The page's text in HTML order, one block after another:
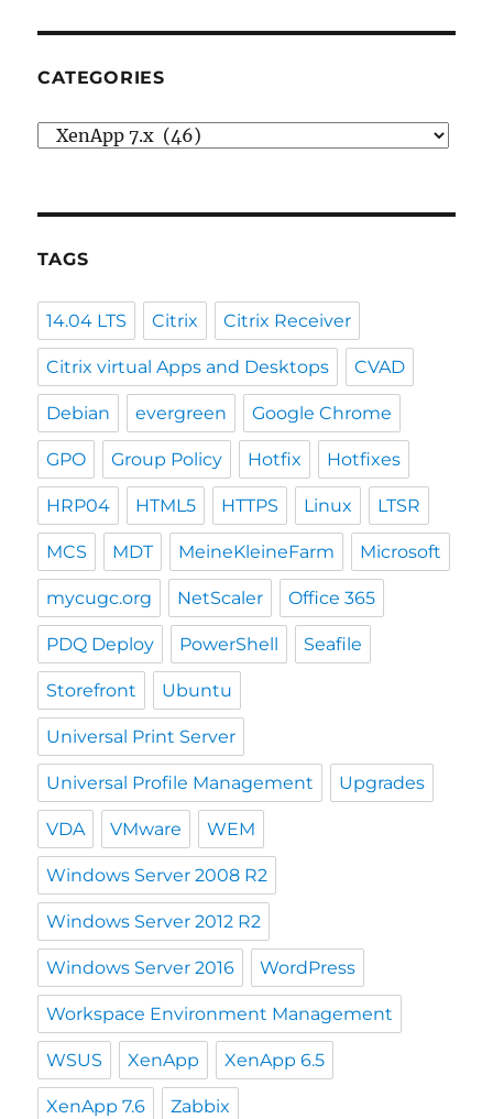
CATEGORIES
Categories
TAGS
14.04 LTS Citrix Citrix Receiver
Citrix virtual Apps and Desktops CVAD
Debian evergreen Google Chrome
GPO Group Policy Hotfix Hotfixes
HRP04 HTML5 HTTPS Linux LTSR
MCS MDT MeineKleineFarm Microsoft
mycugc.org NetScaler Office 365
PDQ Deploy PowerShell Seafile
Storefront Ubuntu
Universal Print Server
Universal Profile Management Upgrades
VDA VMware WEM
Windows Server 2008 R2
Windows Server 2012 R2
Windows Server 2016 WordPress
Workspace Environment Management
WSUS XenApp XenApp 6.5
XenApp 7.6 Zabbix